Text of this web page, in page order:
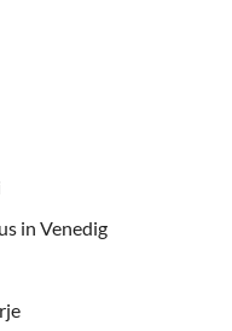
in Venedig